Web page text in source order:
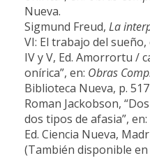
Nueva.
Sigmund Freud, La
VI: El trabajo del sueño,
IV y V, Ed. Amorrortu /
onírica”, en: Obras
Biblioteca Nueva, p.
Roman Jackobson,
dos tipos de afasia”, en:
Ed. Ciencia Nueva,
(También disponible